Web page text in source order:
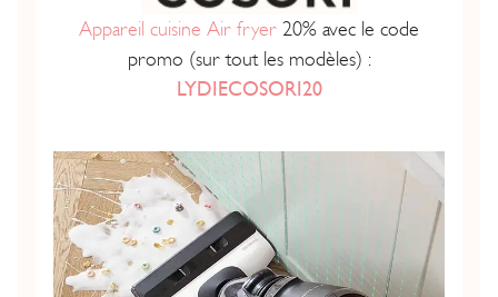
Appareil cuisine Air fryer 20% avec le code
promo (sur tout les modèles) :
LYDIECOSORI20